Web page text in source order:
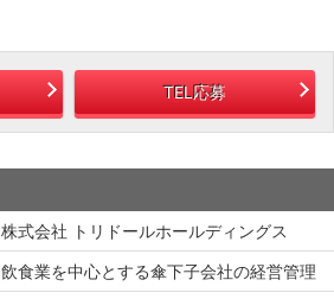
TEL応募
株式会社 トリドールホールディングス
飲食業を中心とする傘下子会社の経営管理